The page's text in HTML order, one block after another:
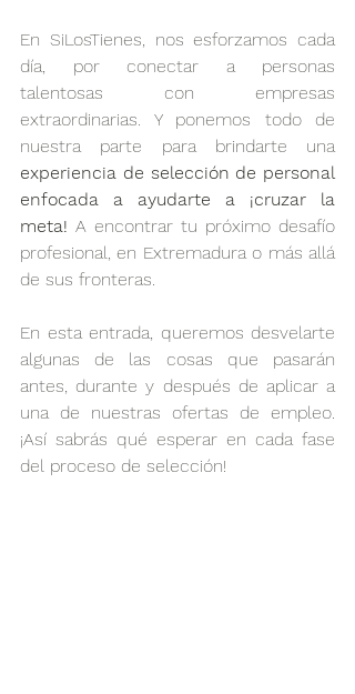
En SiLosTienes, nos esforzamos cada
día, por conectar a personas
talentosas con empresas
extraordinarias. Y ponemos todo de
nuestra parte para brindarte una
experiencia de selección de personal
enfocada a ayudarte a ¡cruzar la
meta! A encontrar tu próximo desafío
profesional, en Extremadura o más allá
de sus fronteras.
En esta entrada, queremos desvelarte
algunas de las cosas que pasarán
antes, durante y después de aplicar a
una de nuestras ofertas de empleo.
¡Así sabrás qué esperar en cada fase
del proceso de selección!